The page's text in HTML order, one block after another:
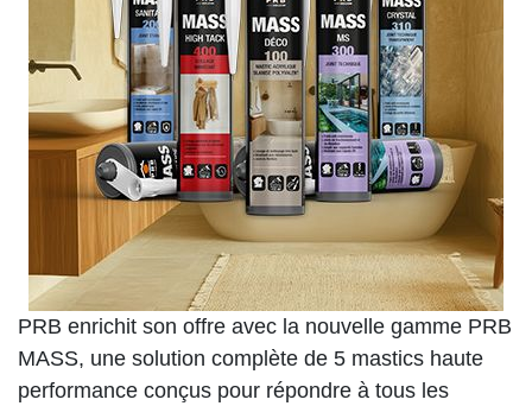
PRB enrichit son offre avec la nouvelle gamme PRB
MASS, une solution complète de 5 mastics haute
performance conçus pour répondre à tous les